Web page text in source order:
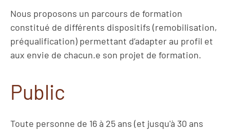
Nous proposons un parcours de formation
constitué de différents dispositifs (remobilisation,
préqualification) permettant d’adapter au profil et
aux envie de chacun.e son projet de formation.
Public
Toute personne de 16 à 25 ans (et jusqu'à 30 ans